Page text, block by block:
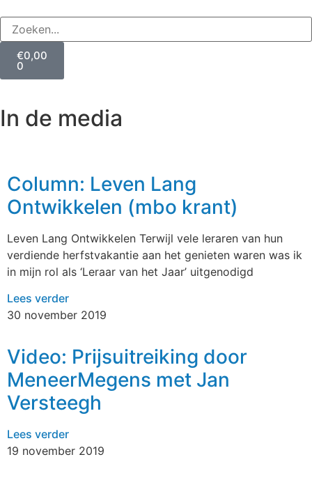
€0,00
0
In de media
Column: Leven Lang
Ontwikkelen (mbo krant)
Leven Lang Ontwikkelen Terwijl vele leraren van hun
verdiende herfstvakantie aan het genieten waren was ik
in mijn rol als ‘Leraar van het Jaar’ uitgenodigd
Lees verder
30 november 2019
Video: Prijsuitreiking door
MeneerMegens met Jan
Versteegh
Lees verder
19 november 2019